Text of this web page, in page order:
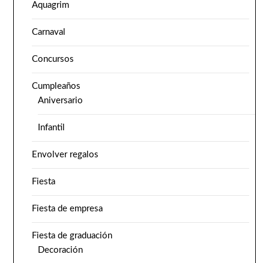
Aquagrim
Carnaval
Concursos
Cumpleaños
Aniversario
Infantil
Envolver regalos
Fiesta
Fiesta de empresa
Fiesta de graduación
Decoración